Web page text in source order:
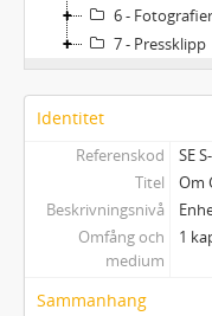
6 - Fotografier
7 - Pressklipp
Identitet
Referenskod
SE
Titel
Om
Beskrivningsnivå
Omfång och
medium
1
Sammanhang